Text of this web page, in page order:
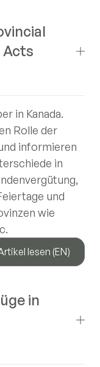
Acts
in Kanada.
Rolle der
informieren
in
und
wie
lesen (EN)
in